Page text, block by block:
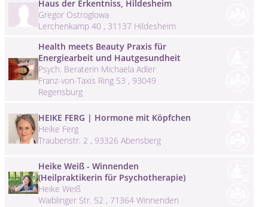
Haus der Erkentniss, Hildesheim
Gregor Ostroglowa
Lerchenkamp 40 , 31137 Hildesheim
Health meets Beauty Praxis für
Energiearbeit und Hautgesundheit
Psych. Beraterin Michaela Adler
Franz-von-Taxis Ring 53 , 93049
Regensburg
HEIKE FERG | Hormone mit Köpfchen
Heike Ferg
Traubenstr. 2 , 93326 Abensberg
Heike Weiß - Winnenden
(Heilpraktikerin für Psychotherapie)
Heike Weiß
Waiblinger Str. 52 , 71364 Winnenden